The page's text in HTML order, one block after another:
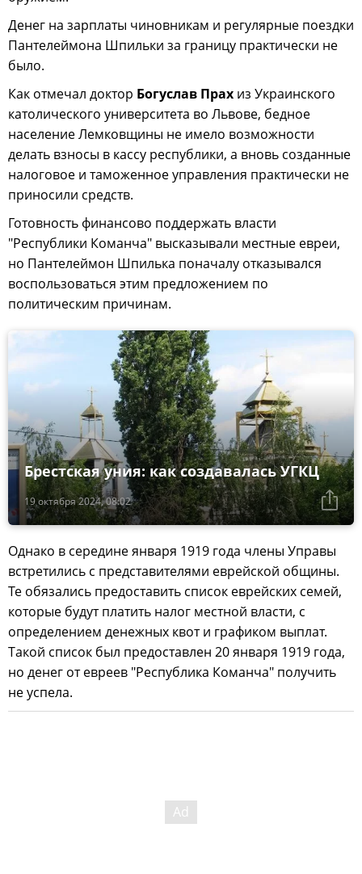
Денег на зарплаты чиновникам и регулярные поездки
Пантелеймона Шпильки за границу практически не
было.
Как отмечал доктор Богуслав Прах из Украинского
католического университета во Львове, бедное
население Лемковщины не имело возможности
делать взносы в кассу республики, а вновь созданные
налоговое и таможенное управления практически не
приносили средств.
Готовность финансово поддержать власти
"Республики Команча" высказывали местные евреи,
но Пантелеймон Шпилька поначалу отказывался
воспользоваться этим предложением по
политическим причинам.
19 октября 2024, 08:02
Брестская уния: как создавалась УГКЦ
Однако в середине января 1919 года члены Управы
встретились с представителями еврейской общины.
Те обязались предоставить список еврейских семей,
которые будут платить налог местной власти, с
определением денежных квот и графиком выплат.
Такой список был предоставлен 20 января 1919 года,
но денег от евреев "Республика Команча" получить
не успела.